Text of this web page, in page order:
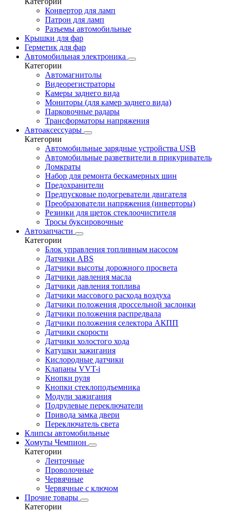
Конвертор для ламп
Патрон для ламп
Разъемы автомобильные
Крышки для фар
Герметик для фар
Автомобильная электроника
Категории
Автомагнитолы
Видеорегистраторы
Камеры заднего вида
Мониторы (для камер заднего вида)
Парковочные радары
Трансформаторы напряжения
Автоаксессуары
Категории
Автомобильные зарядные устройства USB
Автомобильные разветвители в прикуриватель
Домкраты
Набор для ремонта бескамерных шин
Предохранители
Предпусковые подогреватели двигателя
Преобразователи напряжения (инверторы)
Резинки для щеток стеклоочистителя
Тросы буксировочные
Автозапчасти
Категории
Блок управления топливным насосом
Датчики ABS
Датчики высоты дорожного просвета
Датчики давления масла
Датчики давления топлива
Датчики массового расхода воздуха
Датчики положения дроссельной заслонки
Датчики положения распредвала
Датчики положения селектора АКПП
Датчики скорости
Датчики холостого хода
Катушки зажигания
Кислородные датчики
Клапаны VVT-i
Кнопки руля
Кнопки стеклоподъемника
Модули зажигания
Подрулевые переключатели
Привода замка двери
Переключатель света
Клипсы автомобильные
Хомуты Чемпион
Категории
Ленточные
Проволочные
Червячные
Червячные с ключом
Прочие товары
Категории